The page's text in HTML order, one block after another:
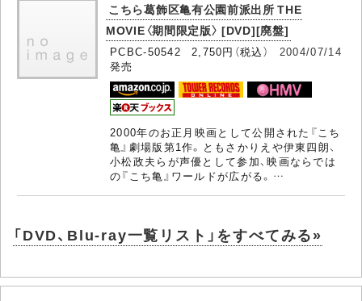
こちら葛飾区亀有公園前派出所 THE
MOVIE〈期間限定版〉 [DVD][廃盤]
PCBC-50542 2,750円（税込） 2004/07/14
発売
2000年のお正月映画として公開された『こち
亀』劇場版第1作。ともさかりえや伊東四朗、
小松政夫らが声優として参加、映画ならでは
の『こち亀』ワールドが広がる。…
「DVD、Blu-ray一覧リスト」をすべてみる»